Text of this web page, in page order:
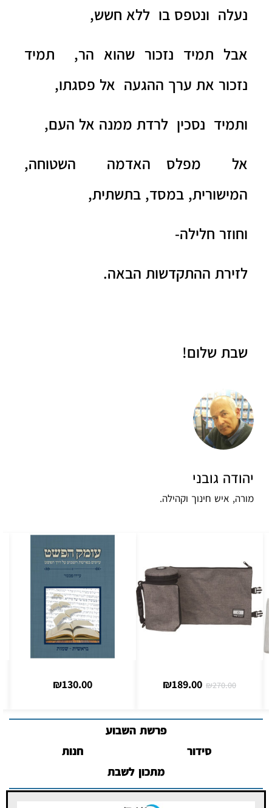
נעלה ונטפס בו ללא חשש,
אבל תמיד נזכור שהוא הר, תמיד
נזכור את ערך ההגעה אל פסגתו,
ותמיד נסכין לרדת ממנה אל העם,
אל מפלס האדמה השטוחה,
המישורית, במסד, בתשתית,
וחוזר חלילה-
לזירת ההתקדשות הבאה.
שבת שלום!
יהודה גובני
מורה, איש חינוך וקהילה.
₪130.00
₪95.00
פרשת השבוע
סידור
חנות
מתכון לשבת